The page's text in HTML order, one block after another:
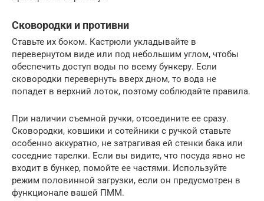
Сковородки и противни
Ставьте их боком. Кастрюли укладывайте в
перевернутом виде или под небольшим углом, чтобы
обеспечить доступ воды по всему бункеру. Если
сковородки перевернуть вверх дном, то вода не
попадет в верхний лоток, поэтому соблюдайте правила.
При наличии съемной ручки, отсоедините ее сразу.
Сковородки, ковшики и сотейники с ручкой ставьте
особенно аккуратно, не затрагивая ей стенки бака или
соседние тарелки. Если вы видите, что посуда явно не
входит в бункер, помойте ее частями. Используйте
режим половинной загрузки, если он предусмотрен в
функционале вашей ПММ.